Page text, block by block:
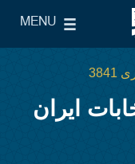
The
MENU
Main Menu
ایران